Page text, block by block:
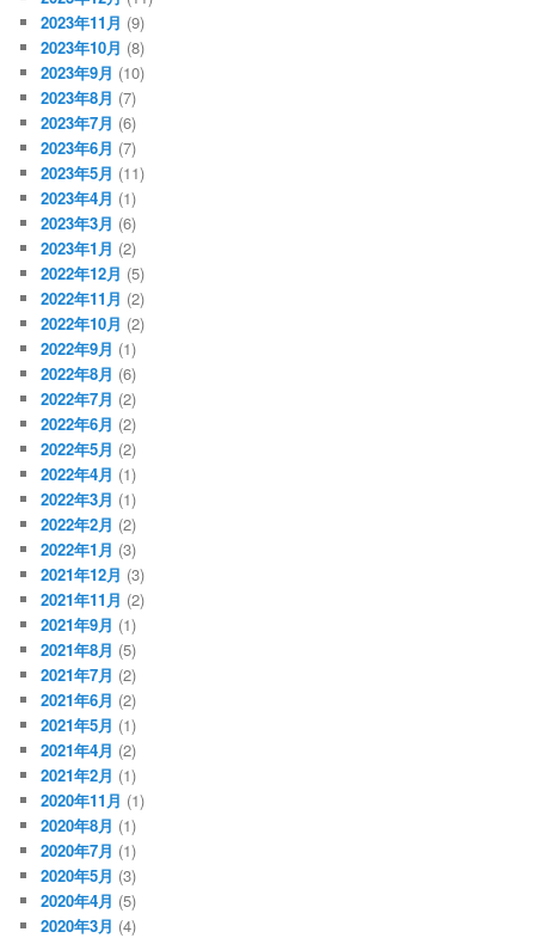
2023年11月 (9)
2023年10月 (8)
2023年9月 (10)
2023年8月 (7)
2023年7月 (6)
2023年6月 (7)
2023年5月 (11)
2023年4月 (1)
2023年3月 (6)
2023年1月 (2)
2022年12月 (5)
2022年11月 (2)
2022年10月 (2)
2022年9月 (1)
2022年8月 (6)
2022年7月 (2)
2022年6月 (2)
2022年5月 (2)
2022年4月 (1)
2022年3月 (1)
2022年2月 (2)
2022年1月 (3)
2021年12月 (3)
2021年11月 (2)
2021年9月 (1)
2021年8月 (5)
2021年7月 (2)
2021年6月 (2)
2021年5月 (1)
2021年4月 (2)
2021年2月 (1)
2020年11月 (1)
2020年8月 (1)
2020年7月 (1)
2020年5月 (3)
2020年4月 (5)
2020年3月 (4)